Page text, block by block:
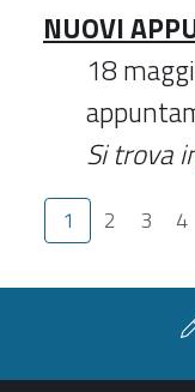
NUOVI
18
Si trova
1 2 3 4